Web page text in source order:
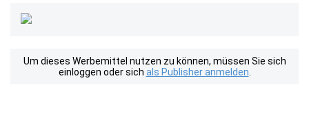
Um dieses Werbemittel nutzen zu können, müssen Sie sich
einloggen oder sich als Publisher anmelden